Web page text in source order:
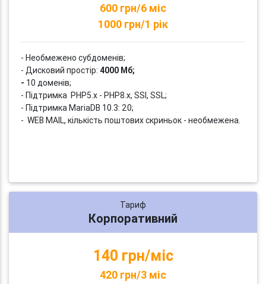
600 грн/6 міс
1000 грн/1 рік
- Необмежено субдоменів;
- Дисковий простір: 4000 Мб;
- 10 доменів;
- Підтримка PHP5.x - PHP8.x, SSI, SSL;
- Підтримка MariaDB 10.3: 20;
- WEB MAIL, кількість поштових скриньок - необмежена.
Тариф
Корпоративний
140 грн/міс
420 грн/3 міс